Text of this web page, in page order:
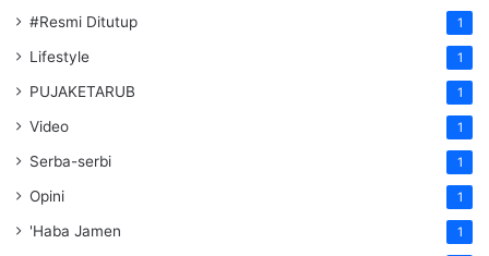
#Resmi Ditutup 1
Lifestyle 1
PUJAKETARUB 1
Video 1
Serba-serbi 1
Opini 1
'Haba Jamen 1